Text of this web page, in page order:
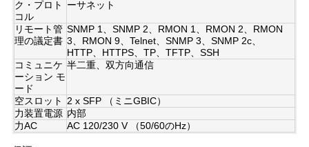
SITEMAP
プ
ラ
ク・プロト
コル
ーサネット
リモート管
理の議定書
SNMP 1、SNMP 2、RMON 1、RMON 2、RMON
3、RMON 9、Telnet、SNMP 3、SNMP 2c、
HTTP、HTTPS、TP、TFTP、SSH
コミュニケ
ーション モ
ード
半二重、双方向通信
空スロット 2 x SFP （ミニGBIC）
力装置電源 内部
力AC
AC 120/230 V （50/60のHz）